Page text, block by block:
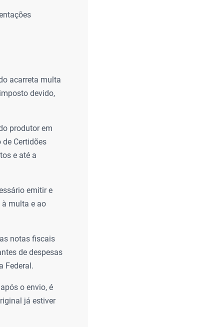
acarreta multa
devido,
produtor em
de Certidões
e até a
emitir e
à multa e ao
notas fiscais
de despesas
Federal.
o envio, é
já estiver